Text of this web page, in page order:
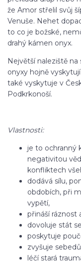
že Amor střelil svůj
Venuše. Nehet
to co je božské,
drahý kámen onyx.
Největší naleziště na
onyxy hojně
také vyskytuje v
Podkrkonoší.
Vlastnosti:
je to ochranný
negativitou
konfliktech
dodává sílu,
obdobích, při
vypětí,
přináší ráznost
dovoluje stát
poskytuje
zvyšuje
léčí stará